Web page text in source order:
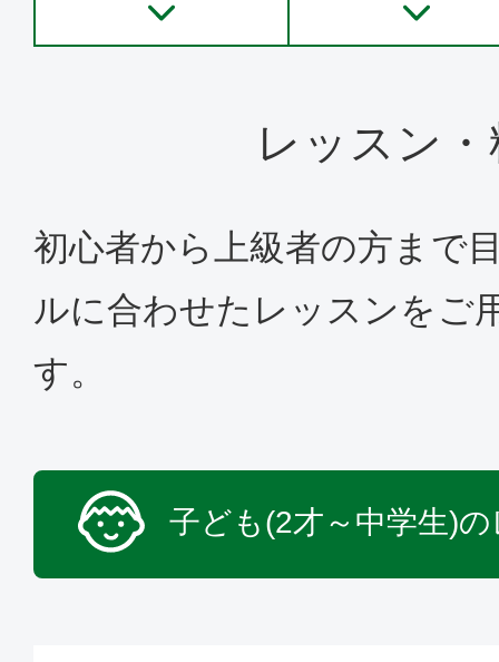
レッスン
初心者から上級者の方まで
ルに合わせたレッスンをご
す。
子ども(2才～中学生)